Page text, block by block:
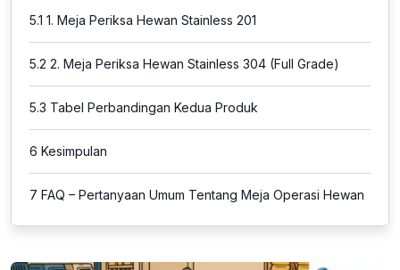
5.1 1. Meja Periksa Hewan Stainless 201
5.2 2. Meja Periksa Hewan Stainless 304 (Full Grade)
5.3 Tabel Perbandingan Kedua Produk
6 Kesimpulan
7 FAQ – Pertanyaan Umum Tentang Meja Operasi Hewan